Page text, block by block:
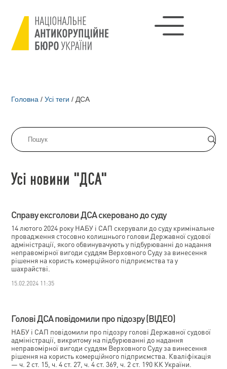
Головна / Усі теги / ДСА
Усі новини "ДСА"
Справу ексголови ДСА скеровано до суду
14 лютого 2024 року НАБУ і САП скерували до суду кримінальне
провадження стосовно колишнього голови Державної судової
адміністрації, якого обвинувачують у підбурюванні до надання
неправомірної вигоди суддям Верховного Суду за винесення
рішення на користь комерційного підприємства та у
шахрайстві.
15.02.2024 11:35
Голові ДСА повідомили про підозру (ВІДЕО)
НАБУ і САП повідомили про підозру голові Державної судової
адміністрації, викритому на підбурюванні до надання
неправомірної вигоди суддям Верховного Суду за винесення
рішення на користь комерційного підприємства. Кваліфікація
— ч. 2 ст. 15, ч. 4 ст. 27, ч. 4 ст. 369, ч. 2 ст. 190 КК України.